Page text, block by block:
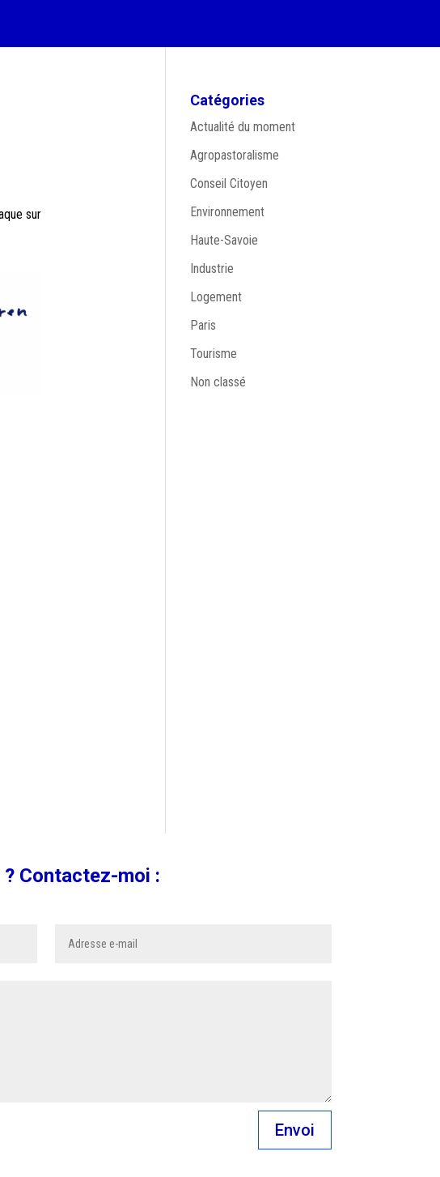
sur
Catégories
Actualité du moment
Agropastoralisme
Conseil Citoyen
Environnement
Haute-Savoie
Industrie
Logement
Paris
Tourisme
Non classé
Contactez-moi :
Envoi